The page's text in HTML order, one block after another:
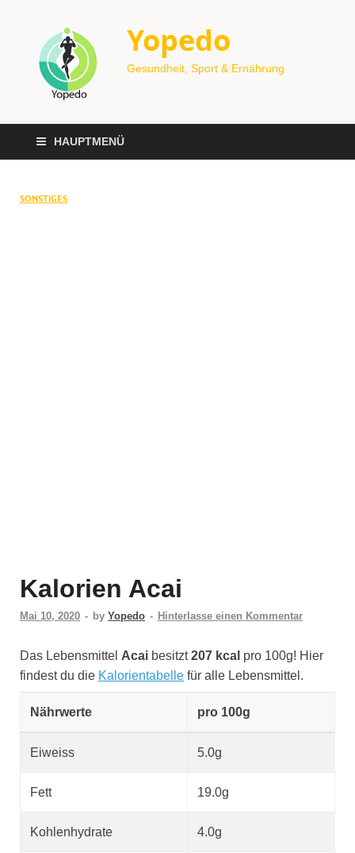
Yopedo
Gesundheit, Sport & Ernährung
HAUPTMENÜ
SONSTIGES
Kalorien Acai
Mai 10, 2020 - by Yopedo - Hinterlasse einen Kommentar
Das Lebensmittel Acai besitzt207 kcal pro 100g! Hier
findest du die Kalorientabelle für alle Lebensmittel.
Nährwerte pro 100g
Eiweiss 5.0g
Fett 19.0g
Kohlenhydrate 4.0g